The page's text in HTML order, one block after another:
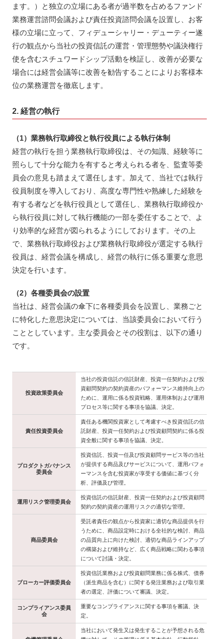
ます。）と独立の立場にある者が過半数を占めるファンド
業務運営諮問会議および責任投資諮問会議を設置し、お客
様の立場に立って、フィデューシャリー・デューティー遂
行の観点から当社の投資信託の運営・管理態勢や議決権行
使を含むスチュワードシップ活動を検証し、改善が必要な
場合には経営会議等に改善を勧告することによりお客様本
位の業務運営を徹底します。
2. 経営の執行
（1）業務執行取締役と執行役員による執行体制
経営の執行を担う業務執行取締役は、その知識、経験等に
照らして十分な能力を有すると考えられる者を、監査等委
員会の意見も踏まえて選任します。加えて、当社では執行
役員制度を導入しており、高度な専門性や熟練した経験を
有する者などを執行役員として選任し、業務執行取締役か
ら執行役員に対して執行機能の一部を委任することで、よ
り効率的な経営が図られるようにしております。その上
で、業務執行取締役および業務執行取締役が選定する執行
役員は、経営会議を構成し、経営の執行に係る重要な意思
決定を行います。
（2）各種委員会の設置
当社は、経営会議の傘下に各種委員会を設置し、業務ごと
に特化した意思決定については、当該委員会において行う
こととしています。主な委員会とその役割は、以下の通り
です。
投資政策委員会
当社の投資信託の信託財産、投資一任契約および投
資顧問契約の契約資産のパフォーマンス維持向上の
ために、運用に係る投資戦略、運用体制および運用
プロセス等に関する事項を協議、決定。
責任投資委員会
責任ある機関投資家として考慮すべき投資信託の信
託財産、投資一任契約および投資顧問契約に係る投
資全般に関する事項を協議、決定。
プロダクトガバナンス
委員会
投資信託、投資一任及び投資顧問サービス等の当社
が提供する商品及びサービスについて、運用パフォ
ーマンスを含む投資家が享受する価値に基づく分
析、評価及び管理。
運用リスク管理委員会
投資信託の信託財産、投資一任契約および投資顧問
契約の契約資産の運用リスクの適切な管理。
商品委員会
受託者責任の観点から投資家に適切な商品提供を行
うために、商品設定時における全社的な検討、商品
の品質向上に向けた検討、適切な商品ラインアップ
の構築および維持など、広く商品戦略に関わる事項
について討議・決定。
ブローカー評価委員会
投資信託業務および投資顧問業務に係る株式、債券
（派生商品を含む）に関する発注業務および取引業
者の選定、評価について審議、決定。
コンプライアンス委員
会
重要なコンプライアンスに関する事項を審議、決
定。
当社において発生又は発生することが予想される危